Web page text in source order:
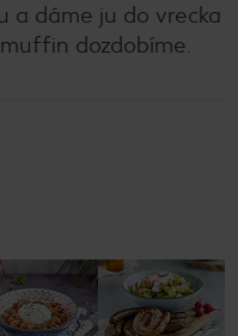
a dáme ju do vrecka
dozdobíme.